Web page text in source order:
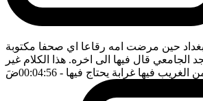
بغداد حين مرضت امه رقاعا اي صحفا مكتوبة
الجامعي قال فيها الى اخره. هذا الكلام غير
الغريب فيها غرابة يحتاج فيها - 00:04:56 ضَ